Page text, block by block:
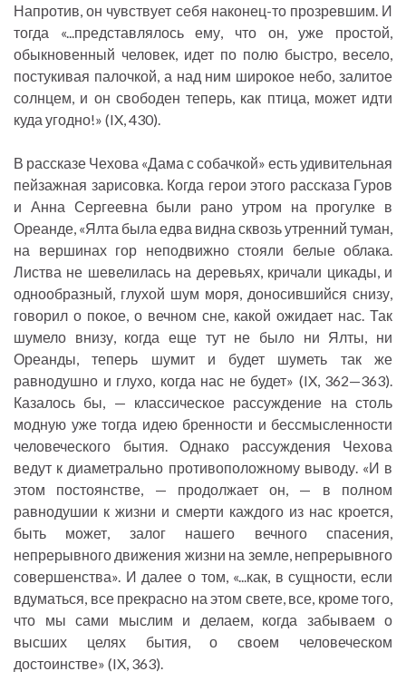
Напротив, он чувствует себя наконец-то прозревшим. И
тогда «...представлялось ему, что он, уже простой,
обыкновенный человек, идет по полю быстро, весело,
постукивая палочкой, а над ним широкое небо, залитое
солнцем, и он свободен теперь, как птица, может идти
куда угодно!» (IX, 430).
В рассказе Чехова «Дама с собачкой» есть удивительная
пейзажная зарисовка. Когда герои этого рассказа Гуров
и Анна Сергеевна были рано утром на прогулке в
Ореанде, «Ялта была едва видна сквозь утренний туман,
на вершинах гор неподвижно стояли белые облака.
Листва не шевелилась на деревьях, кричали цикады, и
однообразный, глухой шум моря, доносившийся снизу,
говорил о покое, о вечном сне, какой ожидает нас. Так
шумело внизу, когда еще тут не было ни Ялты, ни
Ореанды, теперь шумит и будет шуметь так же
равнодушно и глухо, когда нас не будет» (IX, 362—363).
Казалось бы, — классическое рассуждение на столь
модную уже тогда идею бренности и бессмысленности
человеческого бытия. Однако рассуждения Чехова
ведут к диаметрально противоположному выводу. «И в
этом постоянстве, — продолжает он, — в полном
равнодушии к жизни и смерти каждого из нас кроется,
быть может, залог нашего вечного спасения,
непрерывного движения жизни на земле, непрерывного
совершенства». И далее о том, «...как, в сущности, если
вдуматься, все прекрасно на этом свете, все, кроме того,
что мы сами мыслим и делаем, когда забываем о
высших целях бытия, о своем человеческом
достоинстве» (IX, 363).